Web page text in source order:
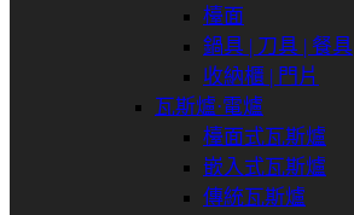
檯面
鍋具 | 刀具 | 餐具
收納櫃 | 門片
瓦斯爐⋅電爐
檯面式瓦斯爐
嵌入式瓦斯爐
傳統瓦斯爐